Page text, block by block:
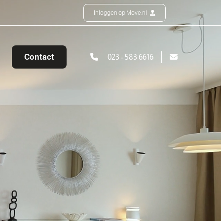
Inloggen op Move.nl
Contact 023 - 583 6616